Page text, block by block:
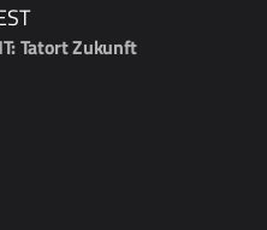
Tatort Zukunft